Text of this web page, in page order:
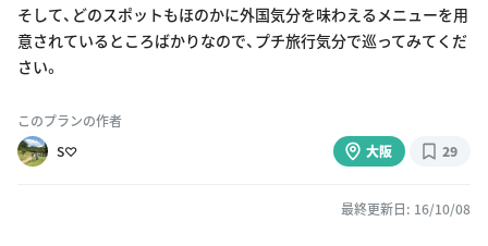
そして、どのスポットもほのかに外国気分を味わえるメニューを用
意されているところばかりなので、プチ旅行気分で巡ってみてくだ
さい。
このプランの作者
S♡
大阪 29
最終更新日: 16/10/08